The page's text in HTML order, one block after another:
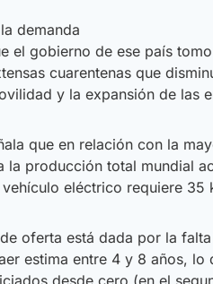
demanda
el gobierno de ese país
cuarentenas que
y la expansión de las
que en relación con la
producción total mundial
eléctrico requiere
oferta está dada por la
estima entre 4 y 8 años,
desde cero (en el